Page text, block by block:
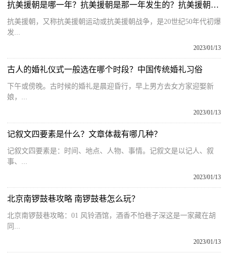
抗美援朝是哪一年？抗美援朝是那一年发生的？抗美援朝的原因及意义
抗美援朝，又称抗美援朝运动或抗美援朝战争，是20世纪50年代初爆
发...
2023/01/13
古人的婚礼仪式一般选在哪个时段？中国传统婚礼习俗
下午或傍晚。古时候的婚礼是晨迎昏行，早上男方去女方家迎娶新
娘，...
2023/01/13
记叙文四要素是什么？文章体裁有哪几种？
记叙文四要素是：时间、地点、人物、事情。记叙文是以记人、叙
事、...
2023/01/13
北京南锣鼓巷攻略 南锣鼓巷怎么玩？
北京南锣鼓巷攻略：01 风铃酒馆，酒香不怕巷子深这是一家藏在胡
同...
2023/01/13